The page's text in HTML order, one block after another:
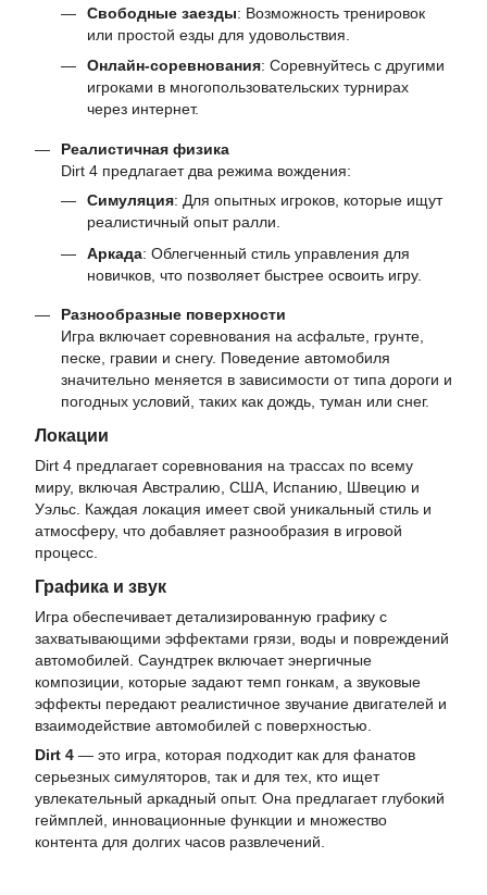
Свободные заезды: Возможность тренировок
или простой езды для удовольствия.
Онлайн-соревнования: Соревнуйтесь с другими
игроками в многопользовательских турнирах
через интернет.
Реалистичная физика
Dirt 4 предлагает два режима вождения:
Симуляция: Для опытных игроков, которые ищут
реалистичный опыт ралли.
Аркада: Облегченный стиль управления для
новичков, что позволяет быстрее освоить игру.
Разнообразные поверхности
Игра включает соревнования на асфальте, грунте,
песке, гравии и снегу. Поведение автомобиля
значительно меняется в зависимости от типа дороги и
погодных условий, таких как дождь, туман или снег.
Локации
Dirt 4 предлагает соревнования на трассах по всему
миру, включая Австралию, США, Испанию, Швецию и
Уэльс. Каждая локация имеет свой уникальный стиль и
атмосферу, что добавляет разнообразия в игровой
процесс.
Графика и звук
Игра обеспечивает детализированную графику с
захватывающими эффектами грязи, воды и повреждений
автомобилей. Саундтрек включает энергичные
композиции, которые задают темп гонкам, а звуковые
эффекты передают реалистичное звучание двигателей и
взаимодействие автомобилей с поверхностью.
Dirt 4 — это игра, которая подходит как для фанатов
серьезных симуляторов, так и для тех, кто ищет
увлекательный аркадный опыт. Она предлагает глубокий
геймплей, инновационные функции и множество
контента для долгих часов развлечений.